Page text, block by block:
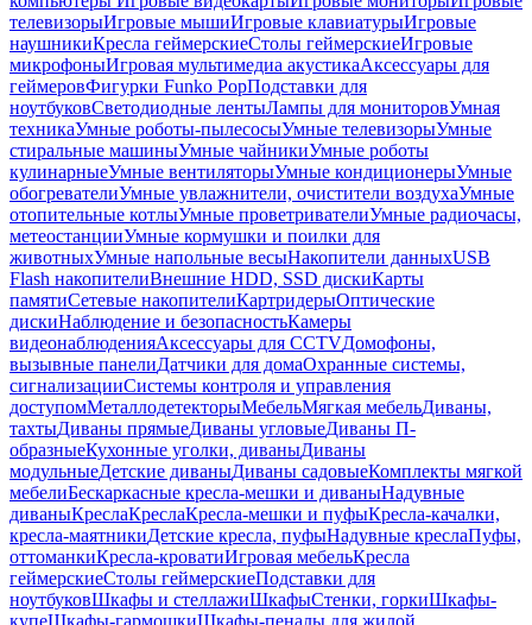
телевизорыИгровые мышиИгровые клавиатурыИгровые
наушникиКресла геймерскиеСтолы геймерскиеИгровые
микрофоныИгровая мультимедиа акустикаАксессуары для
геймеровФигурки Funko PopПодставки для
ноутбуковСветодиодные лентыЛампы для мониторовУмная
техникаУмные роботы-пылесосыУмные телевизорыУмные
стиральные машиныУмные чайникиУмные роботы
кулинарныеУмные вентиляторыУмные кондиционерыУмные
обогревателиУмные увлажнители, очистители воздухаУмные
отопительные котлыУмные проветривателиУмные радиочасы,
метеостанцииУмные кормушки и поилки для
животныхУмные напольные весыНакопители данныхUSB
Flash накопителиВнешние HDD, SSD дискиКарты
памятиСетевые накопителиКартридерыОптические
дискиНаблюдение и безопасностьКамеры
видеонаблюденияАксессуары для CCTVДомофоны,
вызывные панелиДатчики для домаОхранные системы,
сигнализацииСистемы контроля и управления
доступомМеталлодетекторыМебельМягкая мебельДиваны,
тахтыДиваны прямыеДиваны угловыеДиваны П-
образныеКухонные уголки, диваныДиваны
модульныеДетские диваныДиваны садовыеКомплекты мягкой
мебелиБескаркасные кресла-мешки и диваныНадувные
диваныКреслаКреслаКресла-мешки и пуфыКресла-качалки,
кресла-маятникиДетские кресла, пуфыНадувные креслаПуфы,
оттоманкиКресла-кроватиИгровая мебельКресла
геймерскиеСтолы геймерскиеПодставки для
ноутбуковШкафы и стеллажиШкафыСтенки, горкиШкафы-
купеШкафы-гармошкиШкафы-пеналы для жилой